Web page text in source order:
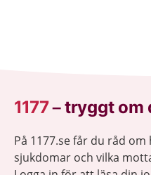
1177–tryggt om
På 1177.se får du råd
sjukdomar och vilka